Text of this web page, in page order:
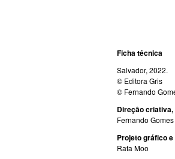
Ficha técnica
Salvador, 2022.
© Editora Gris
© Fernando
Direção
Fernando Gomes
Projeto gráfico
Rafa Moo